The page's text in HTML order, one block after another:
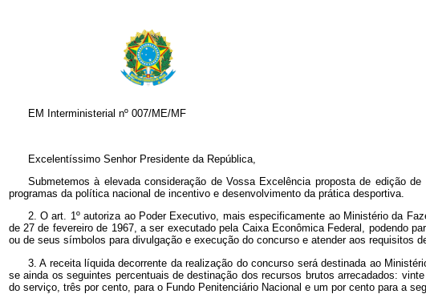
EM Interministerial nº 007/ME/MF
Excelentíssimo Senhor Presidente da República,
Submetemos à elevada consideração de Vossa Excelência proposta de edição
programas da política nacional de incentivo e desenvolvimento da prática desportiva.
2. O art. 1ºautoriza ao Poder Executivo, mais especificamente ao Ministério da
de 27 de fevereiro de 1967, a ser executado pela Caixa Econômica Federal, podendo
ou de seus símbolos para divulgação e execução do concurso e atender aos requisitos
3. A receita líquida decorrente da realização do concurso será destinada ao
se ainda os seguintes percentuais de destinação dos recursos brutos arrecadados:
do serviço, três por cento, para o Fundo Penitenciário Nacional e um por cento para a